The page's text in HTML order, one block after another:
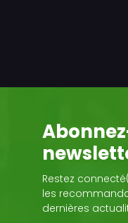
Restez
les
dernières